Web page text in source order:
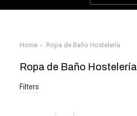
Ropa de Baño Hostelería
Filters
You are here:
Home Ropa de Baño Hostelería